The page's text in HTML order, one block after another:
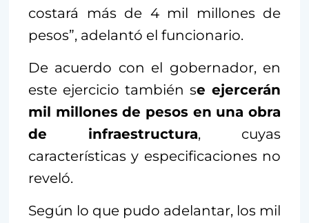
costará más de 4 mil millones de
pesos”, adelantó el funcionario.
De acuerdo con el gobernador, en
este ejercicio también se ejercerán
mil millones de pesos en una obra
de infraestructura, cuyas
características y especificaciones no
reveló.
Según lo que pudo adelantar, los mil